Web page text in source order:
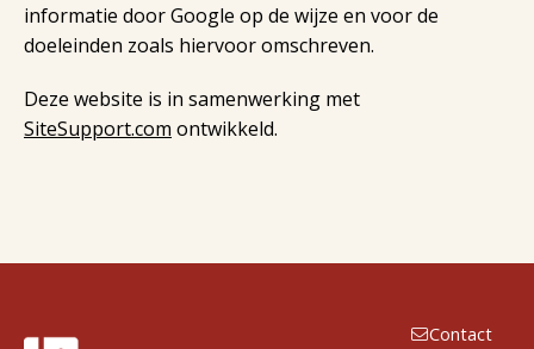
informatie door Google op de wijze en voor de
doeleinden zoals hiervoor omschreven.
Deze website is in samenwerking met
SiteSupport.com ontwikkeld.
Contact